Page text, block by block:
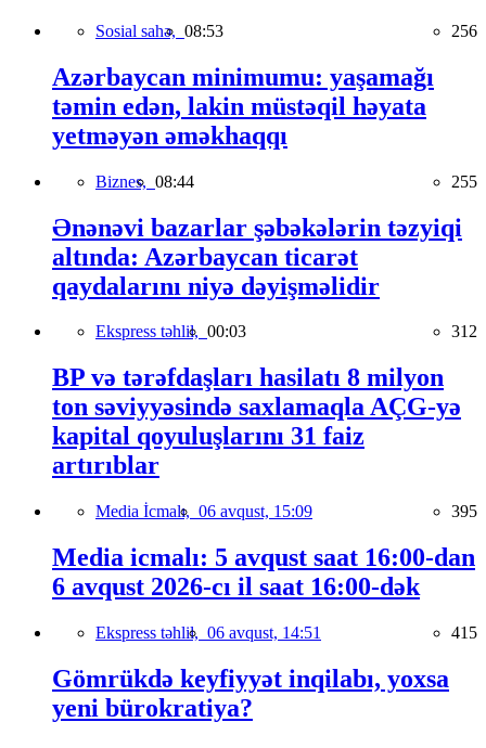
Sosial sahə, 08:53 256
Azərbaycan minimumu: yaşamağı
təmin edən, lakin müstəqil həyata
yetməyən əməkhaqqı
Biznes, 08:44 255
Ənənəvi bazarlar şəbəkələrin təzyiqi
altında: Azərbaycan ticarət
qaydalarını niyə dəyişməlidir
Ekspress təhlil, 00:03 312
BP və tərəfdaşları hasilatı 8 milyon
ton səviyyəsində saxlamaqla AÇG-yə
kapital qoyuluşlarını 31 faiz
artırıblar
Media İcmalı, 06 avqust, 15:09 395
Media icmalı: 5 avqust saat 16:00-dan
6 avqust 2026-cı il saat 16:00-dək
Ekspress təhlil, 06 avqust, 14:51 415
Gömrükdə keyfiyyət inqilabı, yoxsa
yeni bürokratiya?